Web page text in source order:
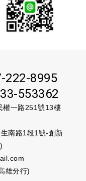
222-8995
553362
權一路251號13樓
南路1段1號-創新
雄分行)